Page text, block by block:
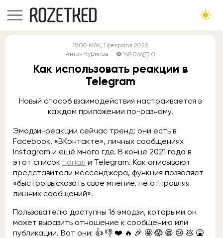
18:00 MSK, 1 февраля 2022
Антон Курилов
148 066 0
Как использовать реакции в
Telegram
Новый способ взаимодействия настраивается в
каждом приложении по-разному.
Эмодзи-реакции сейчас тренд: они есть в
Facebook, «ВКонтакте», личных сообщениях
Instagram и ещё много где. В конце 2021 года в
этот список попал и Telegram. Как описывают
представители мессенджера, функция позволяет
«быстро высказать своё мнение, не отправляя
лишних сообщений».
Пользователю доступны 16 эмодзи, которыми он
может выразить отношение к сообщению или
публикации. Вот они: 👍 👎 ❤️ 🔥 🎉 🤩 😱 😁 😢 💩 🤮